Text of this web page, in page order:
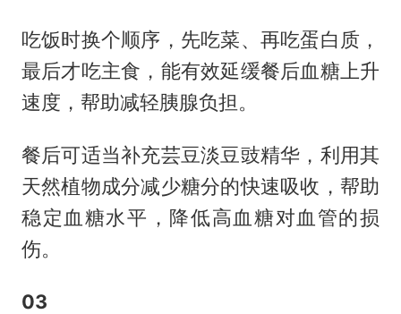
吃饭时换个顺序，先吃菜、再吃蛋白质，
最后才吃主食，能有效延缓餐后血糖上升
速度，帮助减轻胰腺负担。
餐后可适当补充芸豆淡豆豉精华，利用其
天然植物成分减少糖分的快速吸收，帮助
稳定血糖水平，降低高血糖对血管的损
伤。
03